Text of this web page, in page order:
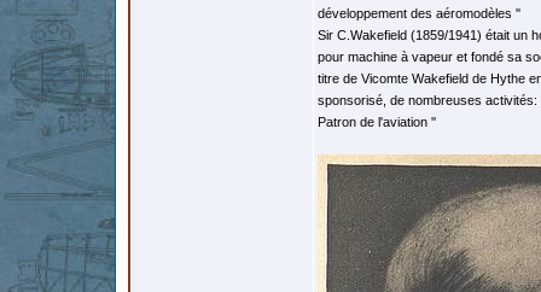
développement des aéromodèles ''
Sir C.Wakefield (1859/1941) était un
pour machine à vapeur et fondé sa
titre de Vicomte Wakefield de Hythe
sponsorisé, de nombreuses activités:
Patron de l'aviation ''